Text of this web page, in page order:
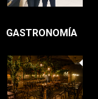
GASTRONOMÍA